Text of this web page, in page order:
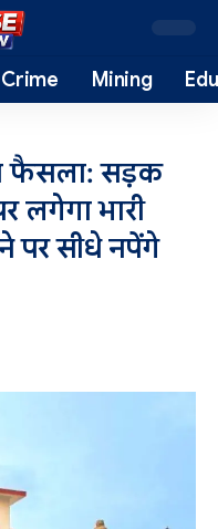
Crime Mining
फैसला: सड़क
लगेगा भारी
पर सीधे नपेंगे